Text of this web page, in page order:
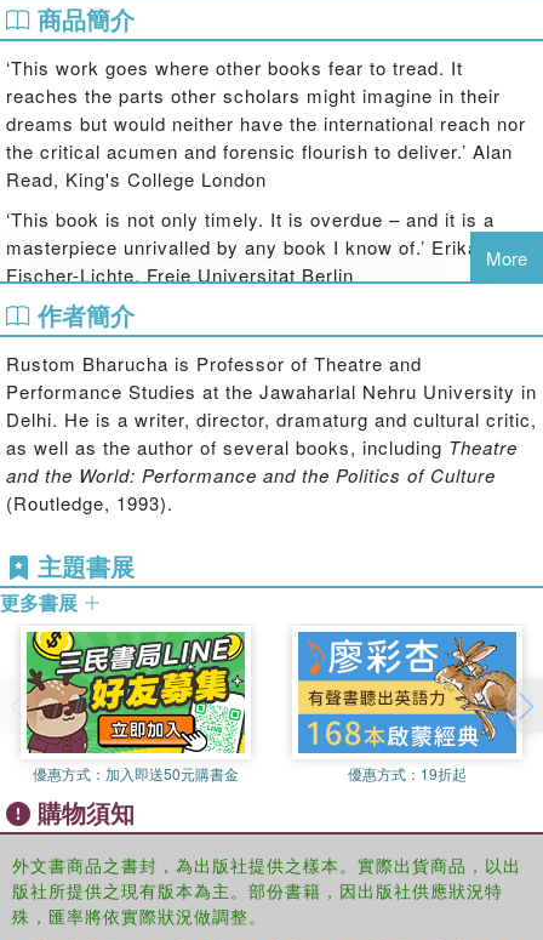
商品簡介
‘This work goes where other books fear to tread. It
reaches the parts other scholars might imagine in their
dreams but would neither have the international reach nor
the critical acumen and forensic flourish to deliver.’ Alan
Read, King's College London
‘This book is not only timely. It is overdue – and it is a
masterpiece unrivalled by any book I know of.’ Erika
Fischer-Lichte, Freie Universitat Berlin
‘The first and only book that focuses on the intersections
of performance, terror and terrorism as played out beyond
a Euro-American context post-9/11. It is an important
work, both substantively and methodologically.’ Jenny
Hughes, University of Manchester
‘A profound and tightly bound sequence of reflections … a
rigorously provocative book.’ Stephen Barber, Kingston
University London
In this exceptional investigation Rustom Bharucha
considers the realities of Islamophobia, the legacies of
Truth and Reconciliation, the deadly certitudes of State-
controlled security systems and the legitimacy of counter-
terror terrorism, drawing on a vast spectrum of human
cruelties across the global South. The outcome is a
brilliantly argued case for seeing terror as a volatile and
mutant phenomenon that is deeply lived, experienced, and
performed within the cultures of everyday life.
More
作者簡介
Rustom Bharucha is Professor of Theatre and
Performance Studies at the Jawaharlal Nehru University in
Delhi. He is a writer, director, dramaturg and cultural critic,
as well as the author of several books, including Theatre
and the World: Performance and the Politics of Culture
(Routledge, 1993).
主題書展
更多書展
優惠方式： 加入即送50元購書金 優惠方式： 19折起
購物須知
外文書商品之書封，為出版社提供之樣本。實際出貨商品，以出
版社所提供之現有版本為主。部份書籍，因出版社供應狀況特
殊，匯率將依實際狀況做調整。